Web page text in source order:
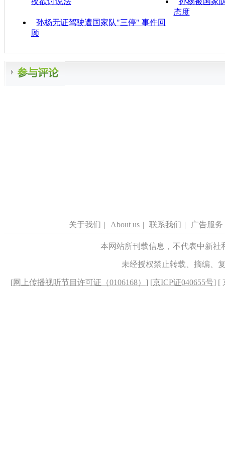
态度
孙杨无证驾驶遭国家队"三停" 事件回
顾
关于我们 | About us | 联系我们 | 广告服务
本网站所刊载信息，不代表中新
未经授权禁止转载、摘编、
[网上传播视听节目许可证（0106168） ] [京ICP证040655号] [